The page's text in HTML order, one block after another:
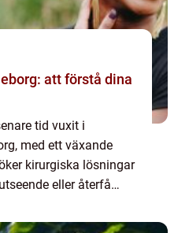
att förstå dina
tid vuxit i
med ett växande
kirurgiska lösningar
eller återfå